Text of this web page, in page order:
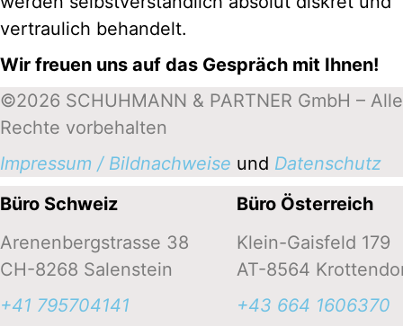
vertraulich behandelt.
Wir freuen uns auf das Gespräch mit Ihnen!
©2026 SCHUHMANN & PARTNER GmbH – Alle
Rechte vorbehalten
Impressum / Bildnachweise und Datenschutz
Büro Schweiz
Arenenbergstrasse 38
CH-8268 Salenstein
+41 795704141‬
Büro Österreich
Klein-Gaisfeld 179
AT-8564
+43 664 1606370‬